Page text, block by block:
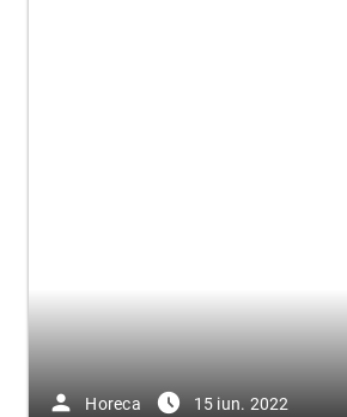
person Horeca access_time_filled 15 iun. 2022